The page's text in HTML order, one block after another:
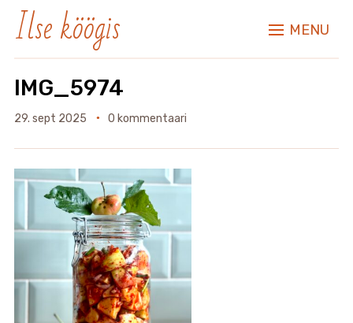
Ilse köögis MENU
IMG_5974
29. sept 2025 0 kommentaari